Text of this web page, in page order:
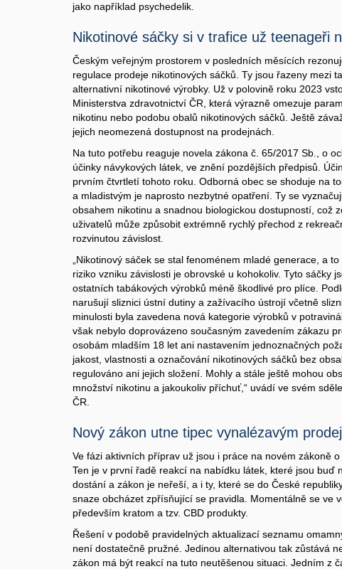
jako například psychedelik.
Nikotinové sáčky si v trafice už teenageři
Českým veřejným prostorem v posledních měsících
regulace prodeje nikotinových sáčků. Ty jsou řazeny mezi
alternativní nikotinové výrobky. Už v polovině roku 2023
Ministerstva zdravotnictví ČR, která výrazně omezuje
nikotinu nebo podobu obalů nikotinových sáčků. Ještě
jejich neomezená dostupnost na prodejnách.
Na tuto potřebu reaguje novela zákona č. 65/2017 Sb., o
účinky návykových látek, ve znění pozdějších předpisů.
prvním čtvrtletí tohoto roku. Odborná obec se shoduje na
a mladistvým je naprosto nezbytné opatření. Ty se
obsahem nikotinu a snadnou biologickou dostupností, což
uživatelů může způsobit extrémně rychlý přechod z
rozvinutou závislost.
„Nikotinový sáček se stal fenoménem mladé generace, a
riziko vzniku závislosti je obrovské u kohokoliv. Tyto sáčky
ostatních tabákových výrobků méně škodlivé pro plíce.
narušují sliznici ústní dutiny a zažívacího ústrojí včetně
minulosti byla zavedena nová kategorie výrobků v
však nebylo doprovázeno současným zavedením zákazu
osobám mladším 18 let ani nastavením jednoznačných
jakost, vlastnosti a označování nikotinových sáčků bez
regulováno ani jejich složení. Mohly a stále ještě mohou
množství nikotinu a jakoukoliv příchuť,“ uvádí ve svém
ČR.
Nový zákon utne tipec vynalézavým
Ve fázi aktivních příprav už jsou i práce na novém zákoně
Ten je v první řadě reakcí na nabídku látek, které jsou buď
dostání a zákon je neřeší, a i ty, které se do České
snaze obcházet zpřísňující se pravidla. Momentálně se ve
především kratom a tzv. CBD produkty.
Řešení v podobě pravidelných aktualizací seznamu
není dostatečně pružné. Jedinou alternativou tak zůstává
zákon má být reakcí na tuto neutěšenou situaci. Jedním z